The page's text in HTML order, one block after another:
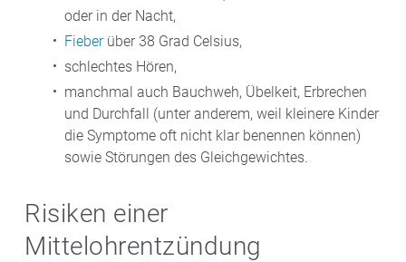
oder in der Nacht,
Fieberüber 38 Grad Celsius,
schlechtes Hören,
manchmal auch Bauchweh, Übelkeit, Erbrechen
und Durchfall (unter anderem, weil kleinere Kinder
die Symptome oft nicht klar benennen können)
sowie Störungen des Gleichgewichtes.
Risiken einer
Mittelohrentzündung